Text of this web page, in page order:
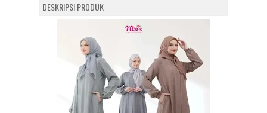
DESKRIPSI PRODUK